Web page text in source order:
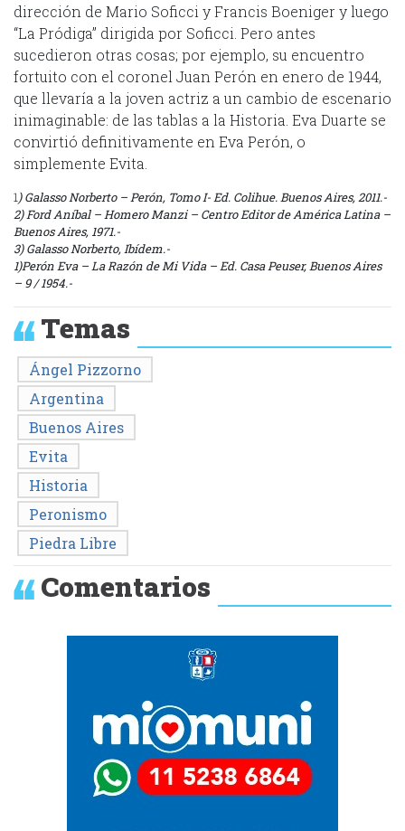
dirección de Mario Soficci y Francis Boeniger y luego
“La Pródiga” dirigida por Soficci. Pero antes
sucedieron otras cosas; por ejemplo, su encuentro
fortuito con el coronel Juan Perón en enero de 1944,
que llevaría a la joven actriz a un cambio de escenario
inimaginable: de las tablas a la Historia. Eva Duarte se
convirtió definitivamente en Eva Perón, o
simplemente Evita.
1) Galasso Norberto – Perón, Tomo I- Ed. Colihue. Buenos Aires, 2011.-
2) Ford Aníbal – Homero Manzi – Centro Editor de América Latina –
Buenos Aires, 1971.-
3) Galasso Norberto, Ibídem.-
1)Perón Eva – La Razón de Mi Vida – Ed. Casa Peuser, Buenos Aires
– 9 / 1954.-
Temas
Ángel Pizzorno
Argentina
Buenos Aires
Evita
Historia
Peronismo
Piedra Libre
Comentarios